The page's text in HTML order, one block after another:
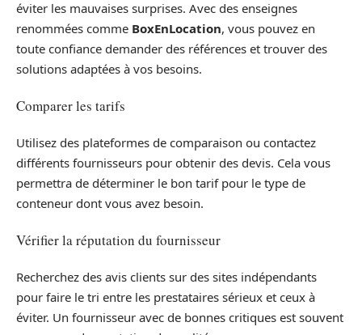
éviter les mauvaises surprises. Avec des enseignes
renommées comme BoxEnLocation, vous pouvez en
toute confiance demander des références et trouver des
solutions adaptées à vos besoins.
Comparer les tarifs
Utilisez des plateformes de comparaison ou contactez
différents fournisseurs pour obtenir des devis. Cela vous
permettra de déterminer le bon tarif pour le type de
conteneur dont vous avez besoin.
Vérifier la réputation du fournisseur
Recherchez des avis clients sur des sites indépendants
pour faire le tri entre les prestataires sérieux et ceux à
éviter. Un fournisseur avec de bonnes critiques est souvent